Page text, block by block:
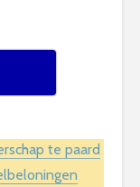
te paard